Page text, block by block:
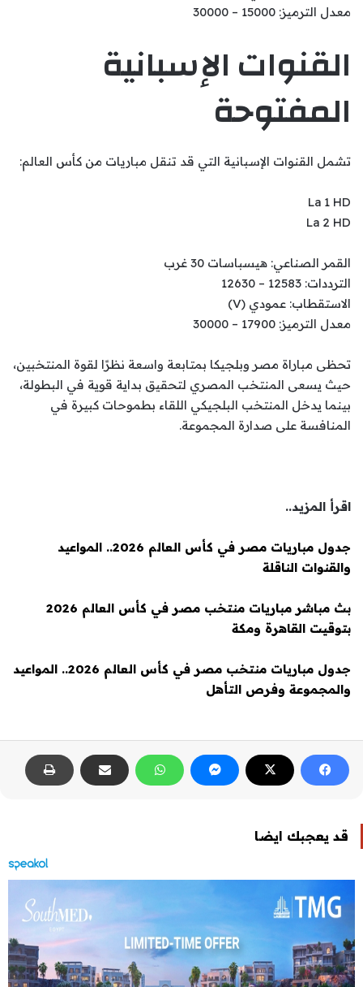
معدل الترميز: 15000 – 30000
القنوات الإسبانية
المفتوحة
تشمل القنوات الإسبانية التي قد تنقل مباريات من كأس العالم:
La 1 HD
La 2 HD
القمر الصناعي: هيسباسات 30 غرب
الترددات: 12583 – 12630
الاستقطاب: عمودي (V)
معدل الترميز: 17900 – 30000
تحظى مباراة مصر وبلجيكا بمتابعة واسعة نظرًا لقوة المنتخبين،
حيث يسعى المنتخب المصري لتحقيق بداية قوية في البطولة،
بينما يدخل المنتخب البلجيكي اللقاء بطموحات كبيرة في
المنافسة على صدارة المجموعة.
اقرأ المزيد..
جدول مباريات مصر في كأس العالم 2026.. المواعيد
والقنوات الناقلة
بث مباشر مباريات منتخب مصر في كأس العالم 2026
بتوقيت القاهرة ومكة
جدول مباريات منتخب مصر في كأس العالم 2026.. المواعيد
والمجموعة وفرص التأهل
قد يعجبك ايضا